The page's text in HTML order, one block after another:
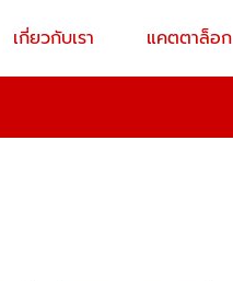
เกี่ยวกับเรา แคตตาล็อก